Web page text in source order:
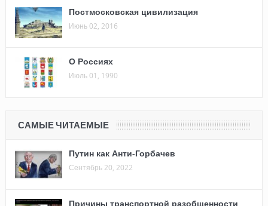
Постмосковская цивилизация
Июнь 02, 2016
О Россиях
Июль 01, 1990
САМЫЕ ЧИТАЕМЫЕ
Путин как Анти-Горбачев
Сентябрь 20, 2022
Причины транспортной разобщенности